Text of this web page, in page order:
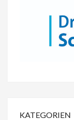
KATEGORIEN